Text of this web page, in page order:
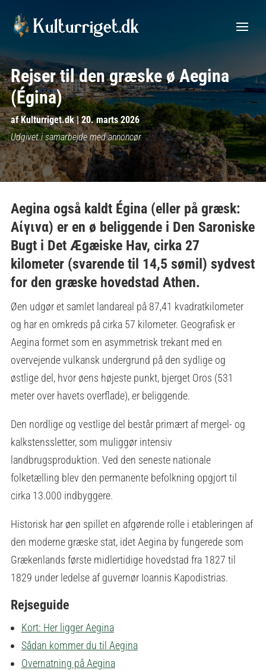
Rejser til den græske ø Aegina
(Égina)
afKulturriget.dk|20. marts 2026
Udgivet i samarbejde med annoncør
Aegina også kaldt Égina (eller på græsk:
Αίγινα) er en ø beliggende i Den Saroniske
Bugt i Det Ægæiske Hav, cirka 27
kilometer (svarende til 14,5 sømil) sydvest
for den græske hovedstad Athen.
Øen udgør et samlet landareal på 87,41 kvadratkilometer
og har en omkreds på cirka 57 kilometer. Geografisk er
Aegina formet som en asymmetrisk trekant med en
overvejende vulkansk undergrund på den sydlige og
østlige del, hvor øens højeste punkt, bjerget Oros (531
meter over havets overflade), er beliggende.
Den nordlige og vestlige del består primært af mergel- og
kalkstenssletter, som muliggør intensiv
landbrugsproduktion. Ved den seneste nationale
folketælling blev den permanente befolkning opgjort til
cirka 13.000 indbyggere.
Historisk har øen spillet en afgørende rolle i etableringen af
den moderne græske stat, idet Aegina by fungerede som
Grækenlands første midlertidige hovedstad fra 1827 til
1829 under ledelse af guvernør Ioannis Kapodistrias.
Rejseguide
Kort: Her ligger Aegina
Sådan kommer du til Aegina
Overnatning på Aegina